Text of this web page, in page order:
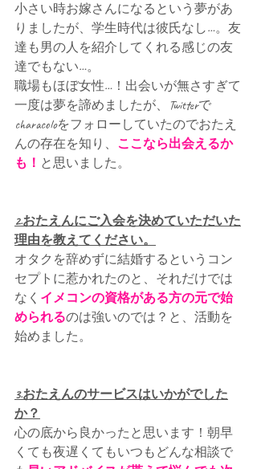
小さい時お嫁さんになるという夢があ
りましたが、学生時代は彼氏なし…。友
達も男の人を紹介してくれる感じの友
達でもない…。
職場もほぼ女性…！出会いが無さすぎて
一度は夢を諦めましたが、Twitterで
characoloをフォローしていたのでおたえ
んの存在を知り、 ここなら出会えるか
も！ と思いました。
2.おたえんにご入会を決めていただいた
理由を教えてください。
オタクを辞めずに結婚するというコン
セプトに惹かれたのと、それだけでは
なく イメコンの資格がある方の元で始
められるのは強いのでは？と、活動を
始めました。
3.おたえんのサービスはいかがでした
か？
心の底から良かったと思います！朝早
くても夜遅くてもいつもどんな相談で